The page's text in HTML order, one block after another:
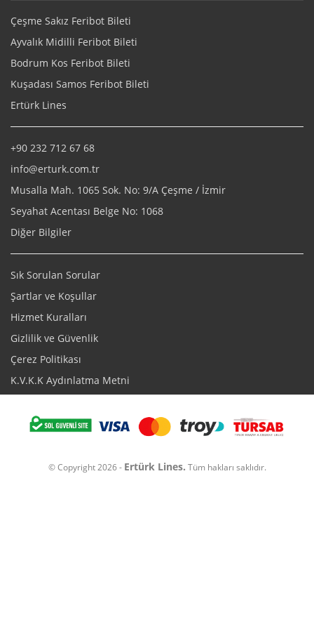
Çeşme Sakız Feribot Bileti
Ayvalık Midilli Feribot Bileti
Bodrum Kos Feribot Bileti
Kuşadası Samos Feribot Bileti
Ertürk Lines
+90 232 712 67 68
info@erturk.com.tr
Musalla Mah. 1065 Sok. No: 9/A Çeşme / İzmir
Seyahat Acentası Belge No: 1068
Diğer Bilgiler
Sık Sorulan Sorular
Şartlar ve Koşullar
Hizmet Kuralları
Gizlilik ve Güvenlik
Çerez Politikası
K.V.K.K Aydınlatma Metni
© Copyright 2026 - Ertürk Lines. Tüm hakları saklıdır.